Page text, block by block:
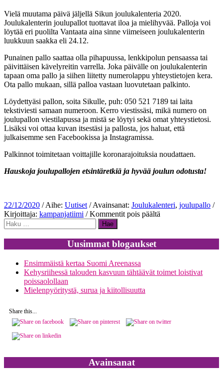
Vielä muutama päivä jäljellä Sikun joulukalenteria 2020.
Joulukalenterin joulupallot tuottavat iloa ja mielihyvää. Palloja voi
löytää eri puolilta Vantaata aina sinne viimeiseen joulukalenterin
luukkuun saakka eli 24.12.
Punainen pallo saattaa olla pihapuussa, lenkkipolun pensaassa tai
päivittäisen kävelyreitin varrella. Joka päivälle on joulukalenterin
tapaan oma pallo ja siihen liitetty numerolappu yhteystietojen kera.
Ota pallo mukaan, sillä palloa vastaan luovutetaan palkinto.
Löydettyäsi pallon, soita Sikulle, puh: 050 521 7189 tai laita
tekstiviesti samaan numeroon. Kerro viestissäsi, mikä numero on
joulupallon viestilapussa ja mistä se löytyi sekä omat yhteystietosi.
Lisäksi voi ottaa kuvan itsestäsi ja pallosta, jos haluat, että
julkaisemme sen Facebookissa ja Instagramissa.
Palkinnot toimitetaan voittajille koronarajoituksia noudattaen.
Hauskoja joulupallojen etsintäretkiä ja hyvää joulun odotusta!
22/12/2020 / Aihe: Uutiset / Avainsanat: Joulukalenteri, joulupallo /
Kirjoittaja: kampanjatiimi /Kommentit pois päältä
“Siku”
Kähärän
häämöttää!
Haku:
Uusimmat blogaukset
Ensimmäistä kertaa Suomi Areenassa
Kehysriihessä talouden kasvuun tähtäävät toimet loistivat
poissaolollaan
Mielenpyöritystä, surua ja kiitollisuutta
Share this...
Avainsanat